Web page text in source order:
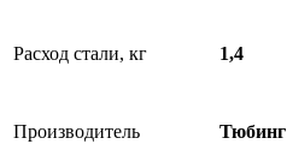
Расход стали, кг 1,4
Производитель Тюбинг